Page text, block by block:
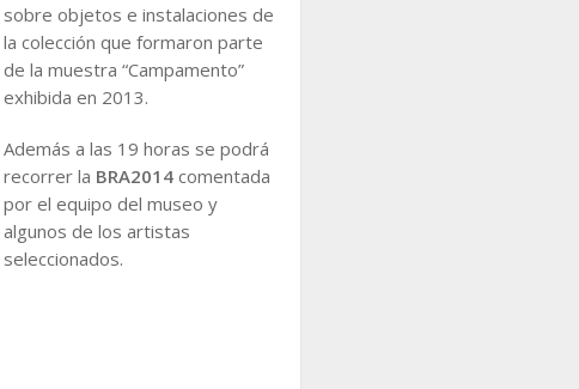
sobre objetos e instalaciones de
la colección que formaron parte
de la muestra “Campamento”
exhibida en 2013.
Además a las 19 horas se podrá
recorrer la BRA2014comentada
por el equipo del museo y
algunos de los artistas
seleccionados.